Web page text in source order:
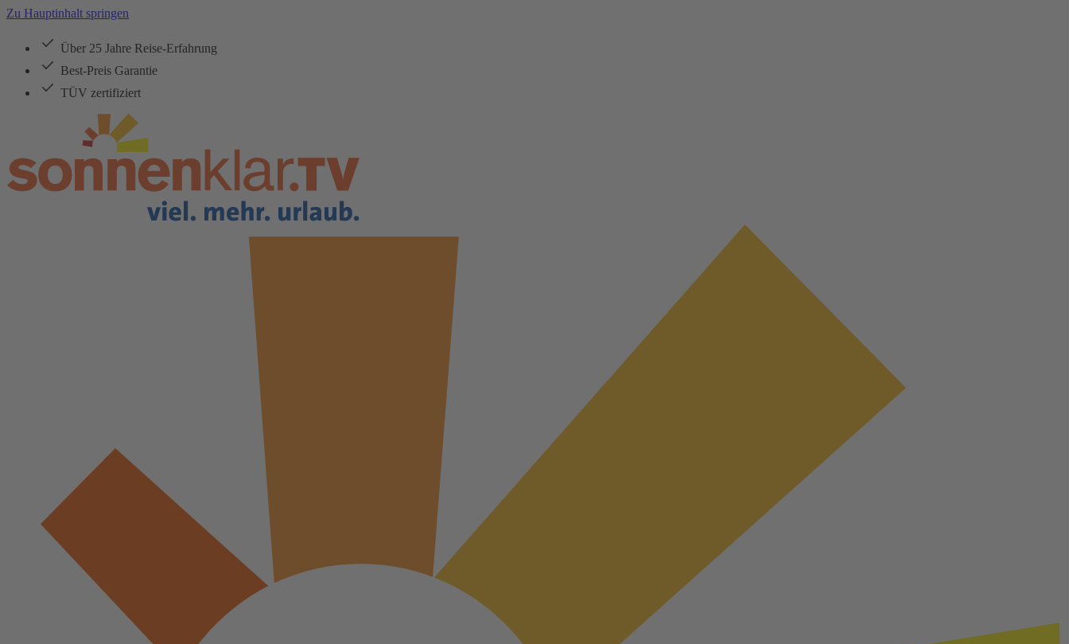
Zu Hauptinhalt springen
Über 25 Jahre Reise-Erfahrung
Best-Preis Garantie
TÜV zertifiziert